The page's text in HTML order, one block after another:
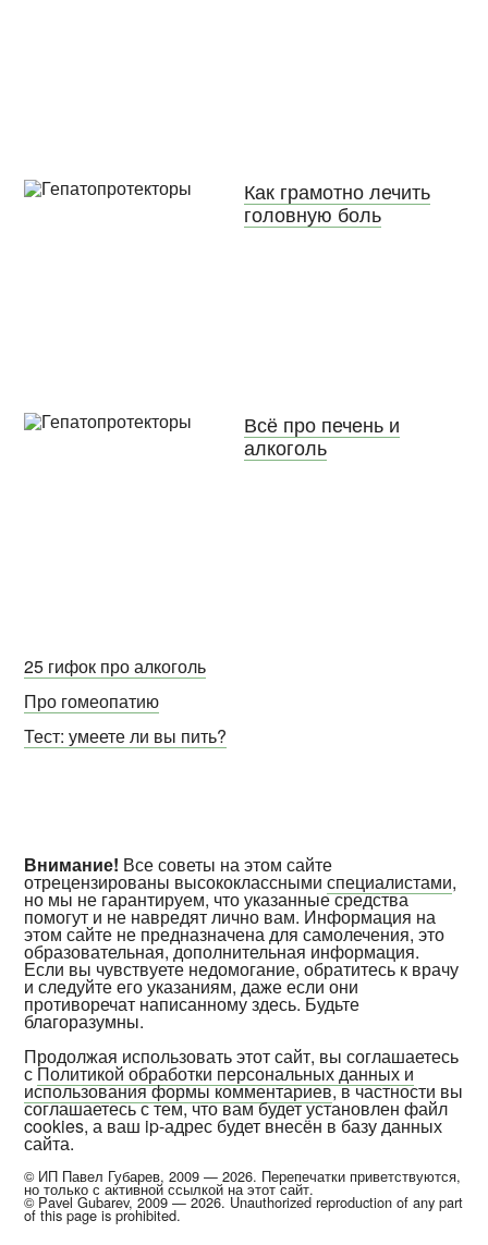
Как грамотно лечить
головную боль
Всё про печень и
алкоголь
25 гифок про алкоголь
Про гомеопатию
Тест: умеете ли вы пить?
Внимание! Все советы на этом сайте
отрецензированы высококласснымиспециалистами,
но мы не гарантируем, что указанные средства
помогут и не навредят лично вам. Информация на
этом сайте не предназначена для самолечения, это
образовательная, дополнительная информация.
Если вы чувствуете недомогание, обратитесь к врачу
и следуйте его указаниям, даже если они
противоречат написанному здесь. Будьте
благоразумны.
Продолжая использовать этот сайт, вы соглашаетесь
с Политикой обработки персональных данных и
использования формы комментариев, в частности вы
соглашаетесь с тем, что вам будет установлен файл
cookies, а ваш ip-адрес будет внесён в базу данных
сайта.
© ИП Павел Губарев, 2009 — 2026. Перепечатки приветствуются,
но только с активной ссылкой на этот сайт.
© Pavel Gubarev, 2009 — 2026. Unauthorized reproduction of any part
of this page is prohibited.